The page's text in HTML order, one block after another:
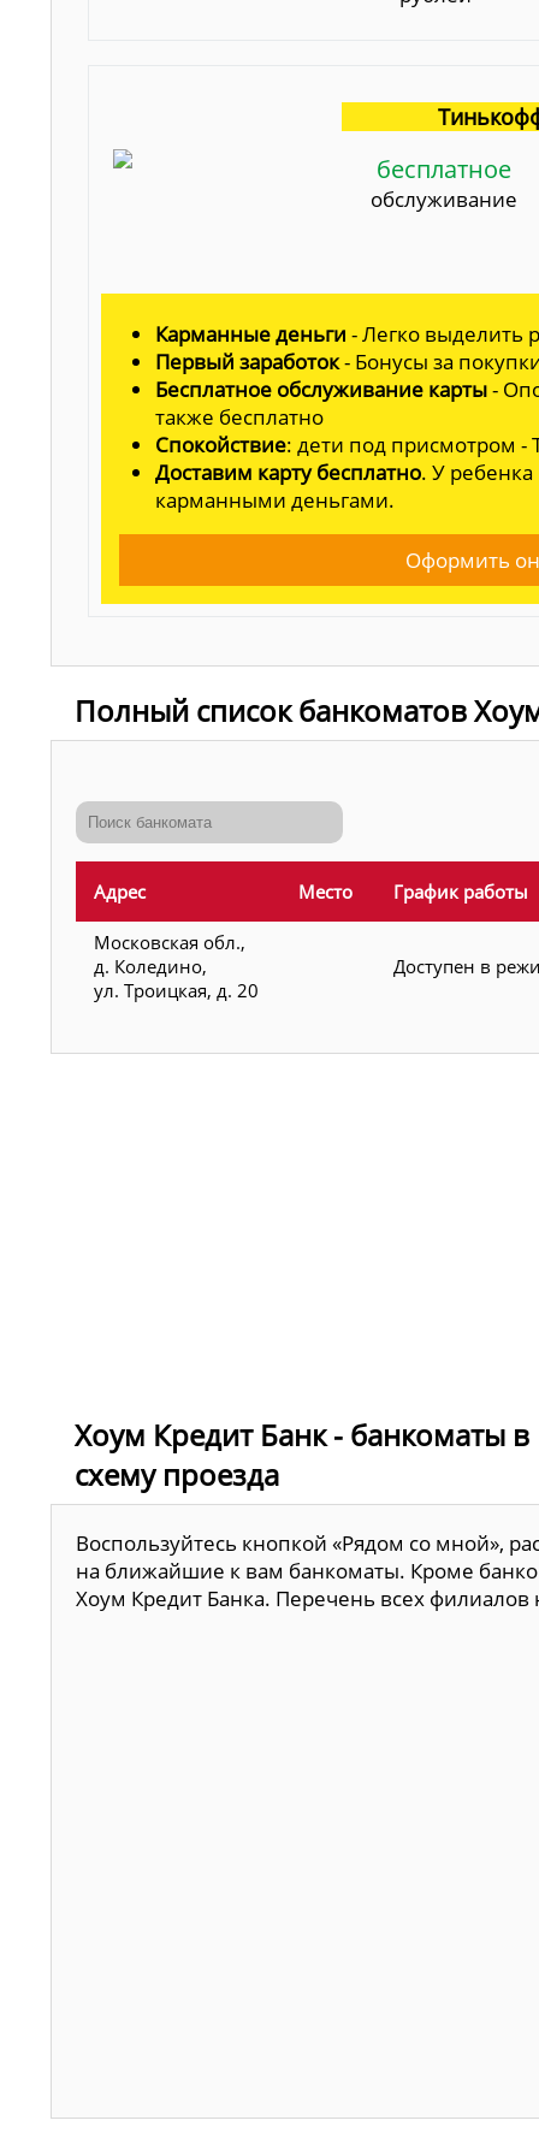
бесплатное
обслуживание
Карманные деньги - Легко выделить
Первый заработок- Бонусы за
Бесплатное обслуживание карты-
также бесплатно
Спокойствие: дети под присмотром -
Доставим карту бесплатно. У
карманными деньгами.
Оформить
Полный список банкоматов
Адрес Место График работы
Московская обл.,
д. Коледино,
ул. Троицкая, д. 20
Доступен в
Хоум Кредит Банк - банкоматы в
схему проезда
Воспользуйтесь кнопкой «Рядом со мной»,
на ближайшие к вам банкоматы. Кроме
Хоум Кредит Банка. Перечень всех филиалов